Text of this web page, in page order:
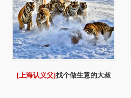
[上海认义父] 找个做生意的大叔